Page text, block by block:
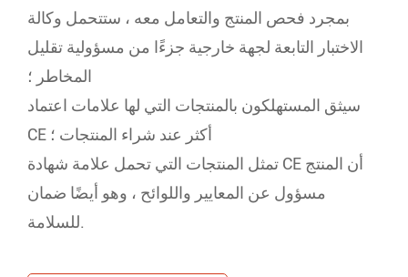
بمجرد فحص المنتج والتعامل معه ، ستتحمل وكالة
الاختبار التابعة لجهة خارجية جزءًا من مسؤولية تقليل
المخاطر ؛
سيثق المستهلكون بالمنتجات التي لها علامات اعتماد
CE أكثر عند شراء المنتجات ؛
تمثل المنتجات التي تحمل علامة شهادة CE أن المنتج
مسؤول عن المعايير واللوائح ، وهو أيضًا ضمان
للسلامة.